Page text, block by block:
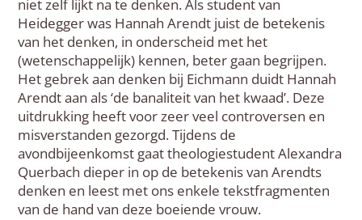
niet zelf lijkt na te denken. Als student van
Heidegger was Hannah Arendt juist de betekenis
van het denken, in onderscheid met het
(wetenschappelijk) kennen, beter gaan begrijpen.
Het gebrek aan denken bij Eichmann duidt Hannah
Arendt aan als ‘de banaliteit van het kwaad’. Deze
uitdrukking heeft voor zeer veel controversen en
misverstanden gezorgd. Tijdens de
avondbijeenkomst gaat theologiestudent Alexandra
Querbach dieper in op de betekenis van Arendts
denken en leest met ons enkele tekstfragmenten
van de hand van deze boeiende vrouw.